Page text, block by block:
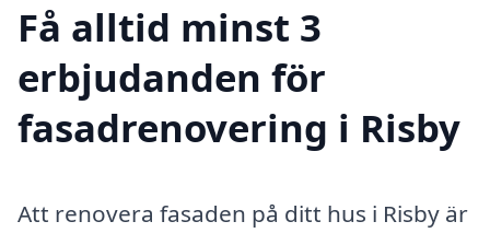
Få alltid minst 3
erbjudanden för
fasadrenovering i Risby
Att renovera fasaden på ditt hus i Risby är